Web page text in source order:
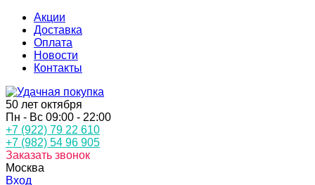
Акции
Доставка
Оплата
Новости
Контакты
50 лет октября
Пн - Вс 09:00 - 22:00
+7 (922) 79 22 610
+7 (982) 54 96 905
Заказать звонок
Москва
Вход